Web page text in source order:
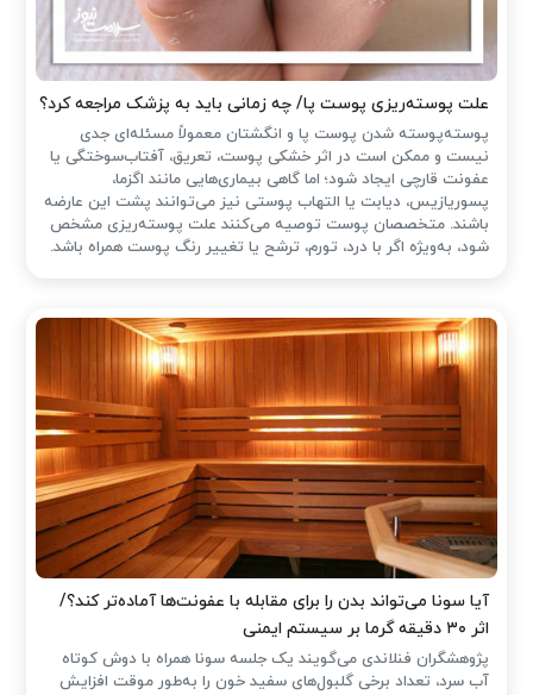
علت پوسته‌ریزی پوست پا/ چه زمانی باید به پزشک مراجعه کرد؟
پوسته‌پوسته شدن پوست پا و انگشتان معمولاً مسئله‌ای جدی
نیست و ممکن است در اثر خشکی پوست، تعریق، آفتاب‌سوختگی یا
عفونت قارچی ایجاد شود؛ اما گاهی بیماری‌هایی مانند اگزما،
پسوریازیس، دیابت یا التهاب پوستی نیز می‌توانند پشت این عارضه
باشند. متخصصان پوست توصیه می‌کنند علت پوسته‌ریزی مشخص
شود، به‌ویژه اگر با درد، تورم، ترشح یا تغییر رنگ پوست همراه باشد.
آیا سونا می‌تواند بدن را برای مقابله با عفونت‌ها آماده‌تر کند؟/
اثر ۳۰ دقیقه گرما بر سیستم ایمنی
پژوهشگران فنلاندی می‌گویند یک جلسه سونا همراه با دوش کوتاه
آب سرد، تعداد برخی گلبول‌های سفید خون را به‌طور موقت افزایش